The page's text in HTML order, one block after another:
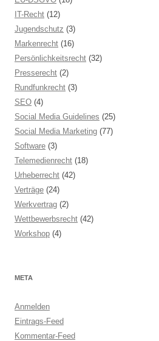
IT-Recht (12)
Jugendschutz (3)
Markenrecht (16)
Persönlichkeitsrecht (32)
Presserecht (2)
Rundfunkrecht (3)
SEO (4)
Social Media Guidelines (25)
Social Media Marketing (77)
Software (3)
Telemedienrecht (18)
Urheberrecht (42)
Verträge (24)
Werkvertrag (2)
Wettbewerbsrecht (42)
Workshop (4)
META
Anmelden
Eintrags-Feed
Kommentar-Feed